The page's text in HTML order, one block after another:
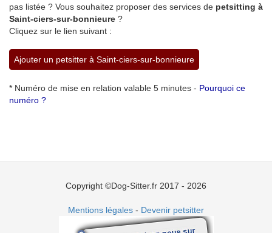
pas listée ? Vous souhaitez proposer des services de petsitting à
Saint-ciers-sur-bonnieure ?
Cliquez sur le lien suivant :
Ajouter un petsitter à Saint-ciers-sur-bonnieure
* Numéro de mise en relation valable 5 minutes - Pourquoi ce
numéro ?
Copyright ©Dog-Sitter.fr 2017 - 2026
Mentions légales - Devenir petsitter